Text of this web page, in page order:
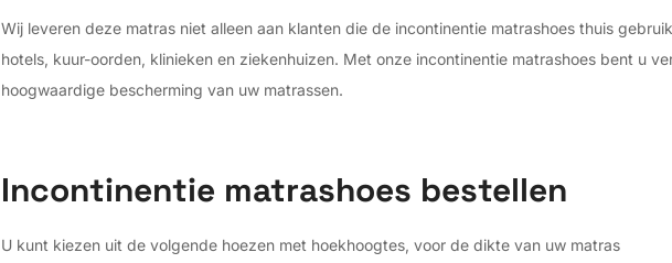
Wij leveren deze matras niet alleen aan klanten die de incontinentie matrashoes thuis
hotels, kuur-oorden, klinieken en ziekenhuizen. Met onze incontinentie matrashoes bent u
hoogwaardige bescherming van uw matrassen.
Incontinentie matrashoes bestellen
U kunt kiezen uit de volgende hoezen met hoekhoogtes, voor de dikte van uw matras